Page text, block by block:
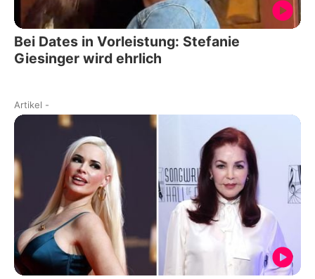
Bei Dates in Vorleistung: Stefanie
Giesinger wird ehrlich
Artikel -